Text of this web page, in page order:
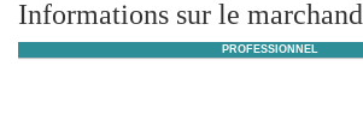
Informations sur le marchand
PROFESSIONNEL